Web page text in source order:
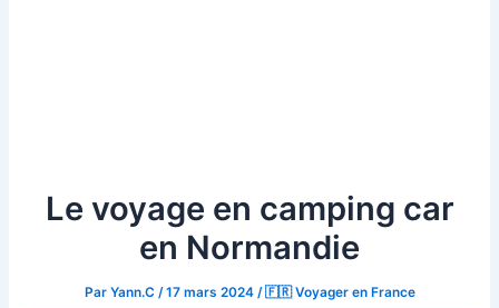
Le voyage en camping car
en Normandie
Par Yann.C /17 mars 2024 /🇫🇷 Voyager en France